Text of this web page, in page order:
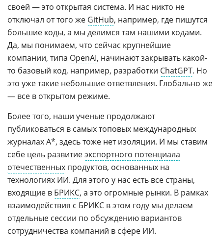
своей — это открытая система. И нас никто не
отключал от того же GitHub, например, где пишутся
большие коды, а мы делимся там нашими кодами.
Да, мы понимаем, что сейчас крупнейшие
компании, типа OpenAI, начинают закрывать какой-
то базовый код, например, разработки ChatGPT. Но
это уже такие небольшие ответвления. Глобально же
— все в открытом режиме.
Более того, наши ученые продолжают
публиковаться в самых топовых международных
журналах А*, здесь тоже нет изоляции. И мы ставим
себе цель развитиеэкспортного потенциала
отечественных продуктов, основанных на
технологиях ИИ. Для этого у нас есть все страны,
входящие в БРИКС, а это огромные рынки. В рамках
взаимодействия с БРИКС в этом году мы делаем
отдельные сессии по обсуждению вариантов
сотрудничества компаний в сфере ИИ.